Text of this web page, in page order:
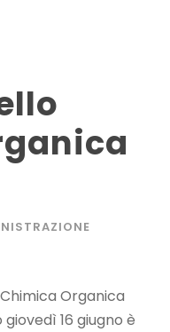
Organica
16 giugno è